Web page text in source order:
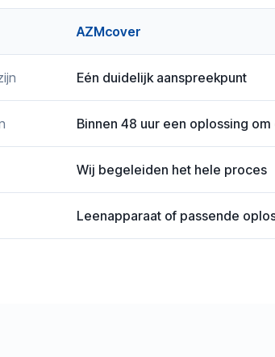
AZMcover
Eén duidelijk aanspreekpunt
Binnen 48 uur een oplossing
Wij begeleiden het hele proces
Leenapparaat of passende